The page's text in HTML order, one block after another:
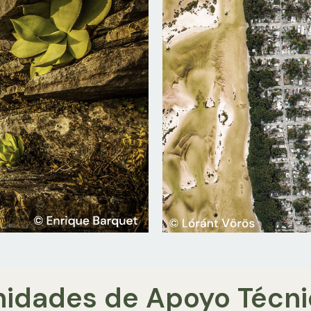
de Apoyo